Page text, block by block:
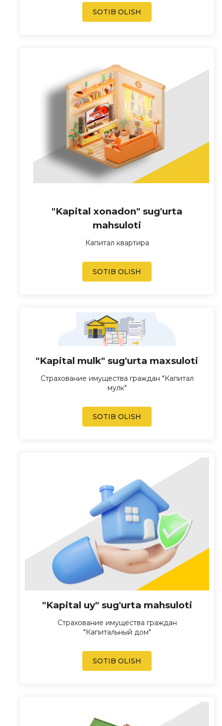
SOTIB OLISH
"Kapital xonadon" sug'urta
mahsuloti
Капитал квартира
SOTIB OLISH
"Kapital mulk" sug'urta maxsuloti
Страхование имущества граждан "Капитал
мулк"
SOTIB OLISH
"Kapital uy" sug'urta mahsuloti
Страхование имущества граждан
"Капитальный дом"
SOTIB OLISH